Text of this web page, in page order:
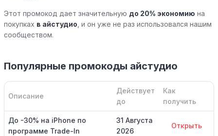
Этот промокод дает значительную до 20% экономию на
покупках в айстудио , и он уже не раз использовался нашим
сообществом.
Популярные промокоды айстудио
Описание
Действует
до
Как
получить
До -30% на iPhone по
программе Trade-In
31 Августа
2026
Открыть